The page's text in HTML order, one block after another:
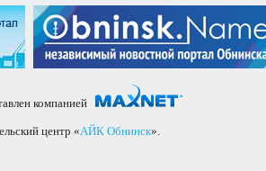
компанией
центр «АЙК Обнинск».